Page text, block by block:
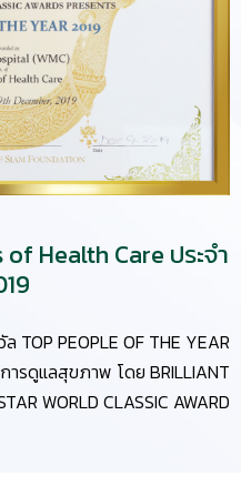
Health Care ประจำ
TOP PEOPLE OF THE YEAR
ารดูแลสุขภาพ โดย BRILLIANT
WORLD CLASSIC AWARD